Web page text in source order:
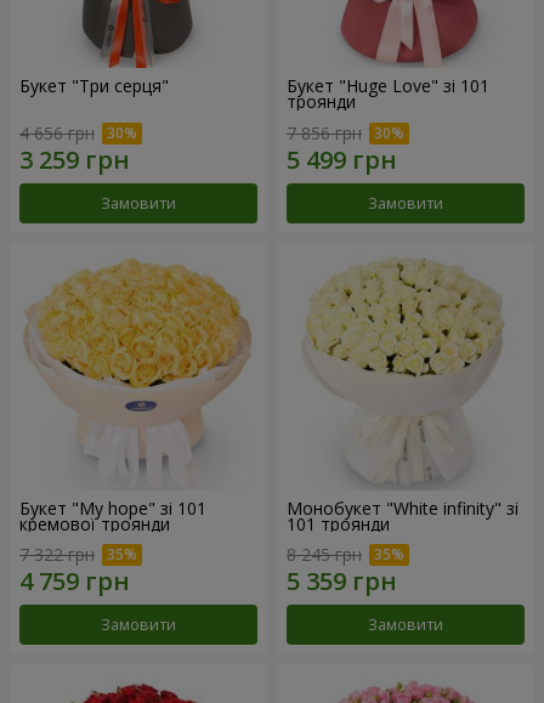
Букет "Три серця"
4 656 грн
Замовити
Букет "Huge Love" зі 101
троянди
7 856 грн
Замовити
Букет "My hope" зі 101
кремової троянди
7 322 грн
Замовити
Монобукет "White infinity" зі
101 троянди
8 245 грн
Замовити